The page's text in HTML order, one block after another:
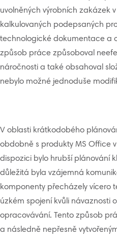
uvolněných výrobních zakázek v
kalkulovaných podepsaných
technologické dokumentace a
způsob práce způsoboval
náročnosti a také obsahoval
nebylo možné jednoduše
V oblasti krátkodobého
obdobně s produkty MS Office v
dispozici bylo hrubší plánování
důležitá byla vzájemná
komponenty přecházely vícero
úzkém spojení kvůli návaznosti
opracovávání. Tento způsob
a následně nepřesně